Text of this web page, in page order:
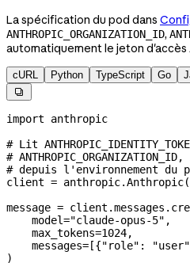
La spécification du pod dans
ANTHROPIC_ORGANIZATION_ID,
automatiquement le jeton d'accès
cURL Python TypeScript Go

import anthropic
# Lit
# ANTHROPIC_ORGANIZATION_ID,
# depuis l'environnement du
client =
message =
    model
="claude-opus-5" ,
    max_tokens
=1024,
    messages
= [{"role" : "user"
)